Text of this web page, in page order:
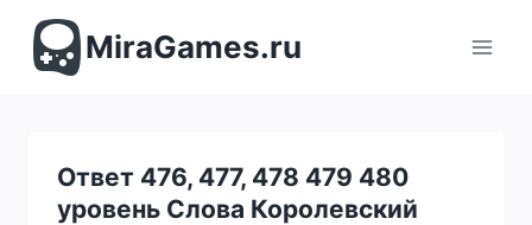
содержимомуMiraGames.ru
Ответ 476, 477, 478 479 480
уровень Слова Королевский